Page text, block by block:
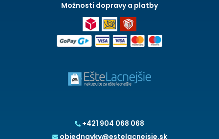
+421 904 068 068
objednavky@estelacnejsie.sk
Možnosti dopravy a platby